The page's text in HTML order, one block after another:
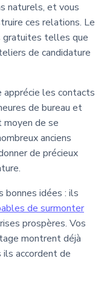
naturels, et vous
ces relations. Le
gratuites telles que
de candidature
apprécie les contacts
de bureau et
de se
anciens
de précieux
bonnes idées : ils
de surmonter
prospères. Vos
montrent déjà
accordent de